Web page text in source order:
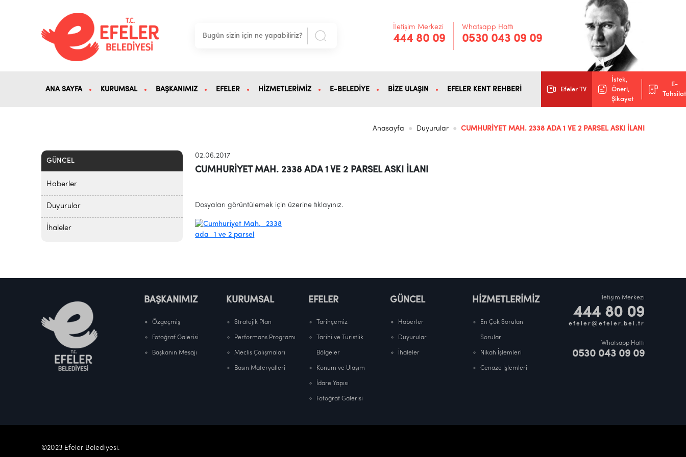
İletişim Merkezi
444 80 09
Whatsapp Hattı
0530 043 09 09
ANA SAYFA KURUMSAL BAŞKANIMIZ EFELER HİZMETLERİMİZ E-BELEDİYE BİZE ULAŞIN EFELER KENT REHBERİ Efeler TV
İstek,
Öneri,
Şikayet
E-
Tahsilat
Anasayfa Duyurular CUMHURİYET MAH. 2338 ADA 1 VE 2 PARSEL ASKI İLANI
GÜNCEL
Haberler
Duyurular
İhaleler
02.06.2017
CUMHURİYET MAH. 2338 ADA 1 VE 2 PARSEL ASKI İLANI
Dosyaları görüntülemek için üzerine tıklayınız.
BAŞKANIMIZ
Özgeçmiş
Fotoğraf Galerisi
Başkanın Mesajı
KURUMSAL
Stratejik Plan
Performans Programı
Meclis Çalışmaları
Basın Materyalleri
EFELER
Tarihçemiz
Tarihi ve Turistlik
Bölgeler
Konum ve Ulaşım
İdare Yapısı
Fotoğraf Galerisi
GÜNCEL
Haberler
Duyurular
İhaleler
HİZMETLERİMİZ
En Çok Sorulan
Sorular
Nikah İşlemleri
Cenaze İşlemleri
İletişim Merkezi
444 80 09
efeler@efeler.bel.tr
Whatsapp Hattı
0530 043 09 09
©2023 Efeler Belediyesi.